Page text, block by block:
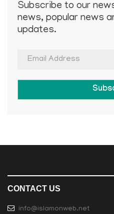
Subscribe to our
news, popular news
updates.
CONTACT US
info@islamonweb.net